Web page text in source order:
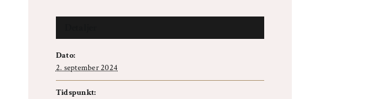
Dato:
2. september 2024
Tidspunkt: